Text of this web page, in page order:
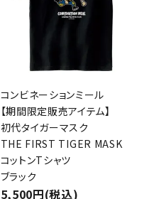
コンビネーションミール
【期間限定販売アイテム】
初代タイガーマスク
THE FIRST TIGER MASK
コットンTシャツ
ブラック
5,500円(税込)